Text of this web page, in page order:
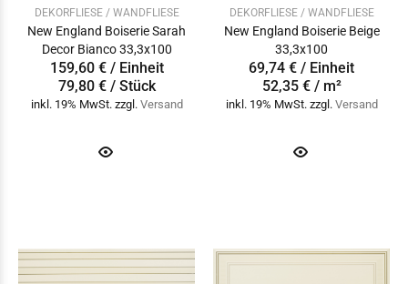
DEKORFLIESE / WANDFLIESE
New England Boiserie Sarah
Decor Bianco 33,3x100
159,60 € / Einheit
79,80 € / Stück
inkl. 19% MwSt. zzgl. Versand
DEKORFLIESE / WANDFLIESE
New England Boiserie Beige
33,3x100
69,74 € / Einheit
52,35 € / m²
inkl. 19% MwSt. zzgl. Versand